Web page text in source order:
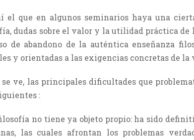
el que en algunos seminarios haya una
dudas sobre el valor y la utilidad práctica
de abandono de la auténtica enseñanza
y orientadas a las exigencias con­cretas de la
se ve, las principales dificultades que
:
no tiene ya objeto propio: ha sido
las cuales afrontan los problemas